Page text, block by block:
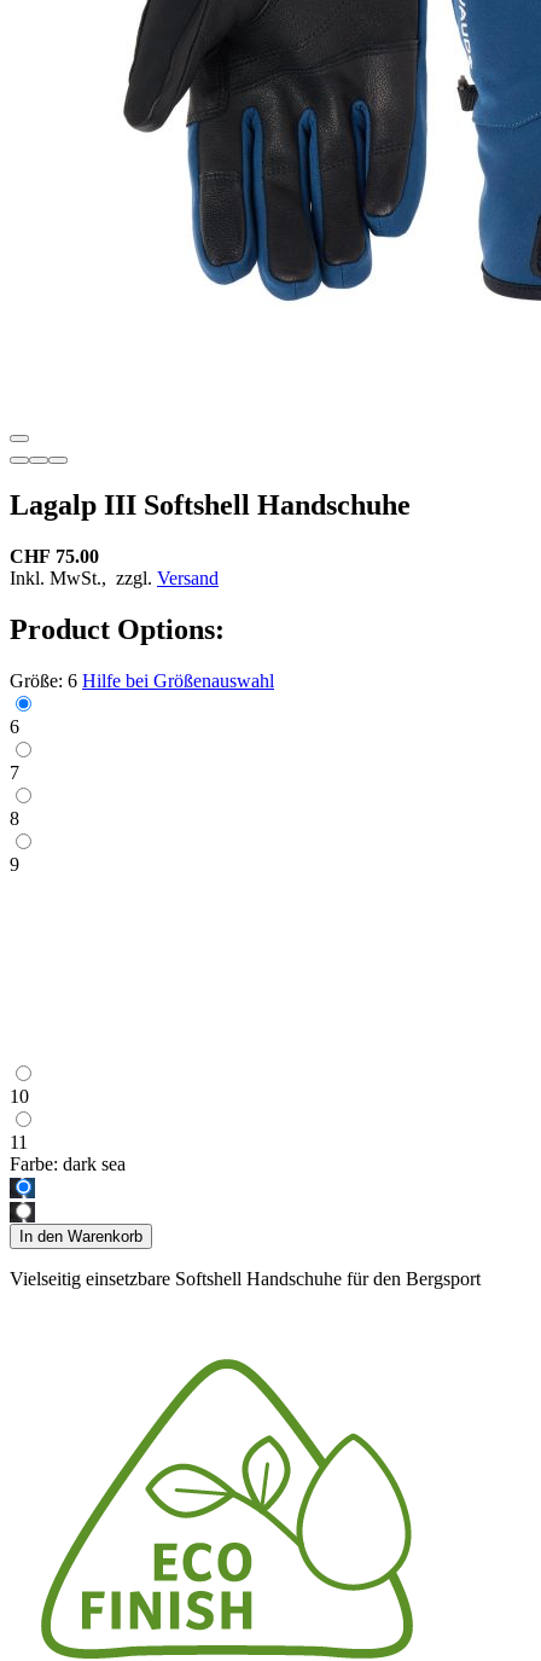
Lagalp III Softshell Handschuhe
CHF 75.00
Inkl. MwSt., zzgl. Versand
Product Options:
Größe: 6 Hilfe bei Größenauswahl
6
7
8
9
10
11
Farbe: dark sea
In den Warenkorb
Vielseitig einsetzbare Softshell Handschuhe für den Bergsport